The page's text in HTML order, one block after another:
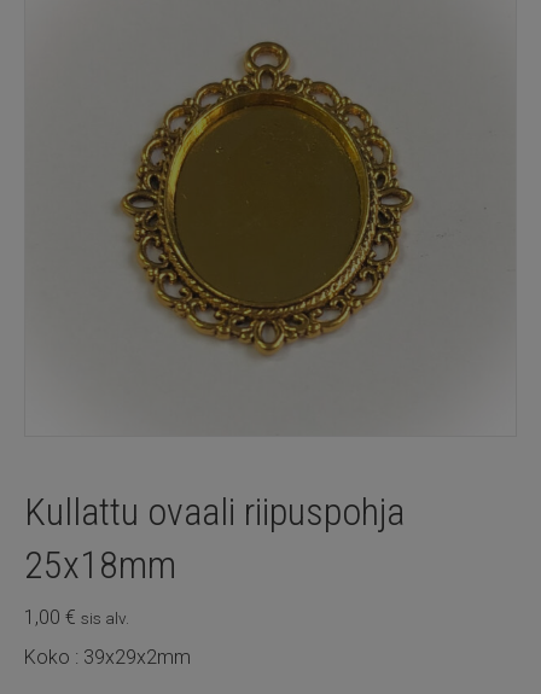
Kullattu ovaali riipuspohja
25x18mm
1,00 € sis alv.
Koko : 39x29x2mm